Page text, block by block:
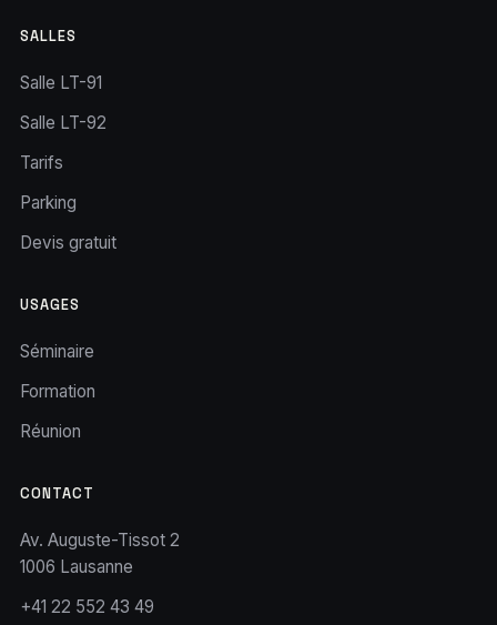
SALLES
Salle LT-91
Salle LT-92
Tarifs
Parking
Devis gratuit
USAGES
Séminaire
Formation
Réunion
CONTACT
Av. Auguste-Tissot 2
1006 Lausanne
+41 22 552 43 49